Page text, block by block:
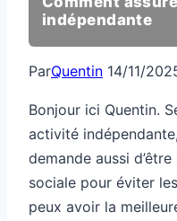
indépendante
ParQuentin 14/11/
Bonjour ici Quentin.
activité
demande aussi
sociale pour éviter
peux avoir la